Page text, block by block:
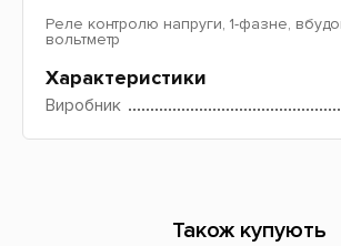
Реле контролю напруги, 1-фазне,
вольтметр
Характеристики
Виробник
Також купують